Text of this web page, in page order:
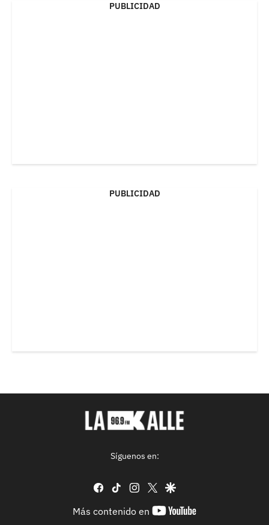
PUBLICIDAD
PUBLICIDAD
Síguenos en:
facebook
tiktok instagram
twittergoogle
Más contenido en
youtube-